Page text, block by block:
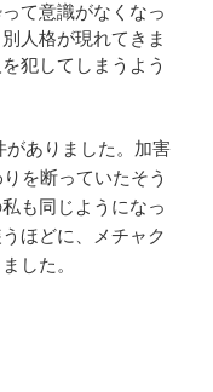
て意識がなくなっ
人格が現れてきま
犯してしまうよう
がありました。加害
を断っていたそう
も同じようになっ
ほどに、メチャク
した。